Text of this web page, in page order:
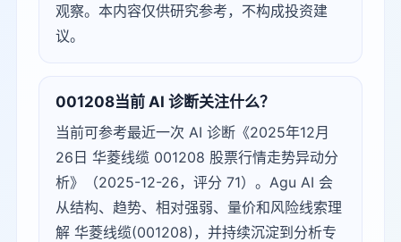
观察。本内容仅供研究参考，不构成投资建
议。
001208当前 AI 诊断关注什么？
当前可参考最近一次 AI 诊断《2025年12月
26日 华菱线缆 001208 股票行情走势异动分
析》（2025-12-26，评分 71）。Agu AI 会
从结构、趋势、相对强弱、量价和风险线索理
解 华菱线缆(001208)，并持续沉淀到分析专